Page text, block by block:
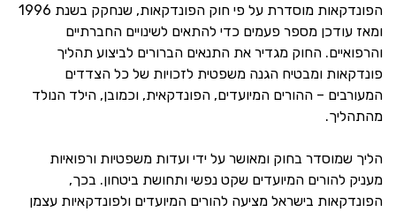
הפונדקאות מוסדרת על פי חוק הפונדקאות, שנחקק בשנת 1996
ומאז עודכן מספר פעמים כדי להתאים לשינויים החברתיים
והרפואיים. החוק מגדיר את התנאים הברורים לביצוע תהליך
פונדקאות ומבטיח הגנה משפטית לזכויות של כל הצדדים
המעורבים – ההורים המיועדים, הפונדקאית, וכמובן, הילד הנולד
מהתהליך.
הליך שמוסדר בחוק ומאושר על ידי ועדות משפטיות ורפואיות
מעניק להורים המיועדים שקט נפשי ותחושת ביטחון. בכך,
הפונדקאות בישראל מציעה להורים המיועדים ולפונדקאיות עצמן